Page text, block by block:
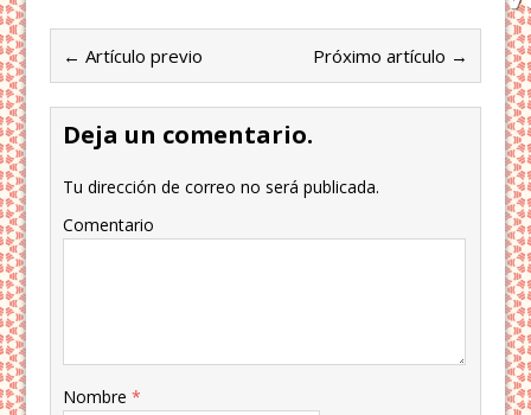
← Artículo previo Próximo artículo →
Deja un comentario.
Tu dirección de correo no será publicada.
Comentario
Nombre*